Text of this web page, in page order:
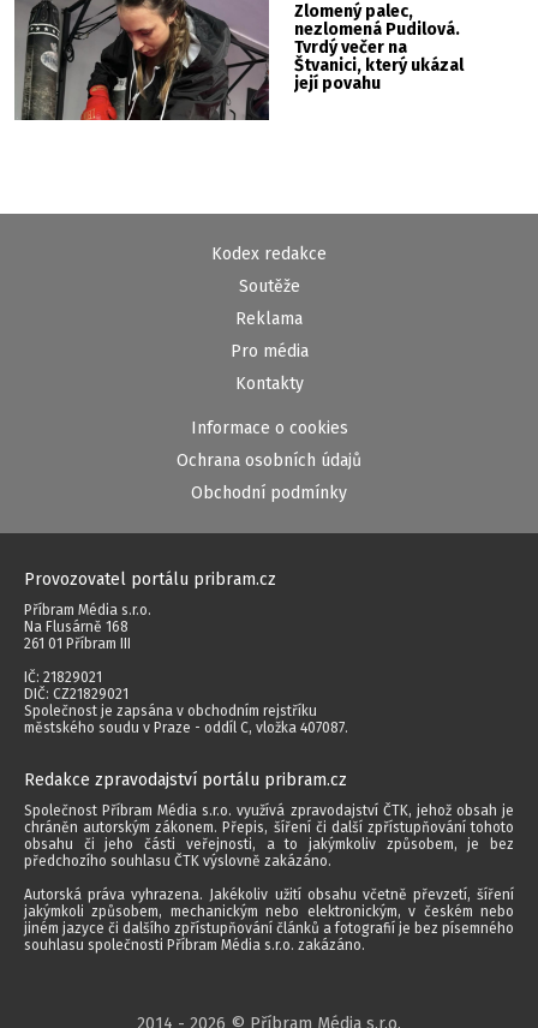
Zlomený palec,
nezlomená Pudilová.
Tvrdý večer na
Štvanici, který ukázal
její povahu
Kodex redakce
Soutěže
Reklama
Pro média
Kontakty
Informace o cookies
Ochrana osobních údajů
Obchodní podmínky
Provozovatel portálu pribram.cz
Příbram Média s.r.o.
Na Flusárně 168
261 01 Příbram III
IČ: 21829021
DIČ: CZ21829021
Společnost je zapsána v obchodním rejstříku
městského soudu v Praze - oddíl C, vložka 407087.
Redakce zpravodajství portálu pribram.cz
Společnost Příbram Média s.r.o. využívá zpravodajství ČTK, jehož obsah je
chráněn autorským zákonem. Přepis, šíření či další zpřístupňování tohoto
obsahu či jeho části veřejnosti, a to jakýmkoliv způsobem, je bez
předchozího souhlasu ČTK výslovně zakázáno.
Autorská práva vyhrazena. Jakékoliv užití obsahu včetně převzetí, šíření
jakýmkoli způsobem, mechanickým nebo elektronickým, v českém nebo
jiném jazyce či dalšího zpřístupňování článků a fotografií je bez písemného
souhlasu společnosti Příbram Média s.r.o. zakázáno.
2014 - 2026 © Příbram Média s.r.o.